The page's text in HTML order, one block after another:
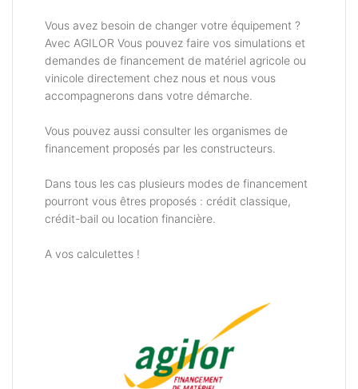
Vous avez besoin de changer votre équipement ?
Avec AGILOR Vous pouvez faire vos simulations et
demandes de financement de matériel agricole ou
vinicole directement chez nous et nous vous
accompagnerons dans votre démarche.
Vous pouvez aussi consulter les organismes de
financement proposés par les constructeurs.
Dans tous les cas plusieurs modes de financement
pourront vous êtres proposés : crédit classique,
crédit-bail ou location financière.
A vos calculettes !